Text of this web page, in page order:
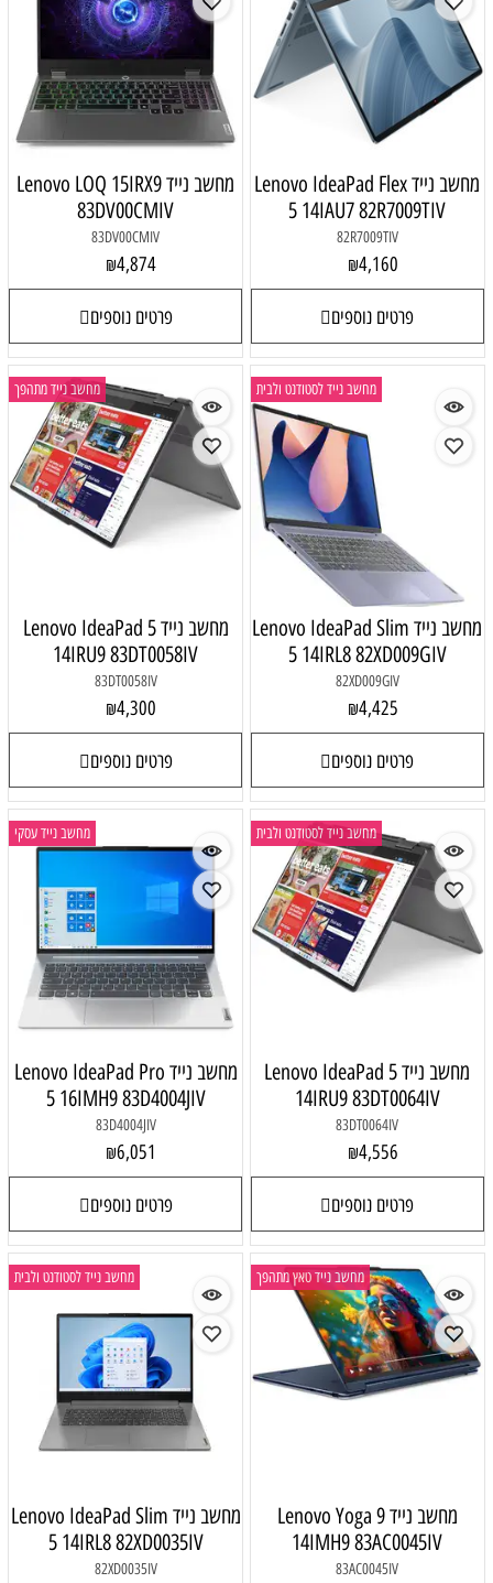
מחשב נייד Lenovo IdeaPad Flex
5 14IAU7 82R7009TIV
82R7009TIV
₪4,160
פרטים נוספים
מחשב נייד Lenovo LOQ 15IRX9
83DV00CMIV
83DV00CMIV
₪4,874
פרטים נוספים
מחשב נייד לסטודנט ולבית
מחשב נייד Lenovo IdeaPad Slim
5 14IRL8 82XD009GIV
82XD009GIV
₪4,425
פרטים נוספים
מחשב נייד מתהפך
מחשב נייד Lenovo IdeaPad 5
14IRU9 83DT0058IV
83DT0058IV
₪4,300
פרטים נוספים
מחשב נייד לסטודנט ולבית
מחשב נייד Lenovo IdeaPad 5
14IRU9 83DT0064IV
83DT0064IV
₪4,556
פרטים נוספים
מחשב נייד עסקי
מחשב נייד Lenovo IdeaPad Pro
5 16IMH9 83D4004JIV
83D4004JIV
₪6,051
פרטים נוספים
מחשב נייד טאץ מתהפך
מחשב נייד Lenovo Yoga 9
14IMH9 83AC0045IV
83AC0045IV
מחשב נייד לסטודנט ולבית
מחשב נייד Lenovo IdeaPad Slim
5 14IRL8 82XD0035IV
82XD0035IV